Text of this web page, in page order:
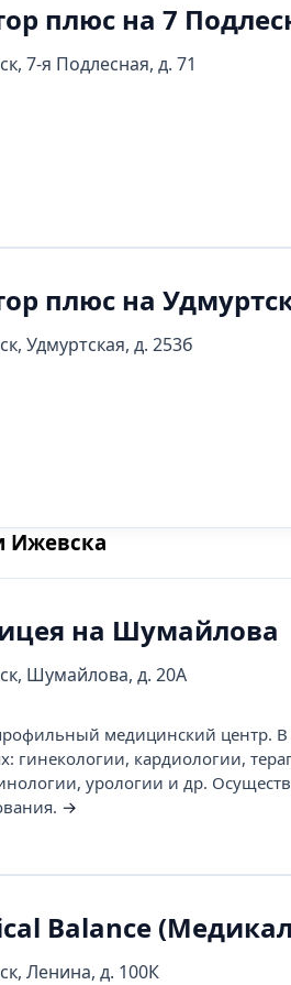
плюс на 7
7-я Подлесная, д. 71
плюс на
Удмуртская, д. 253б
Ижевска
на Шумайлова
Шумайлова, д. 20А
медицинский центр. В
гинекологии, кардиологии,
урологии и др.
→
Balance
Ленина, д. 100К